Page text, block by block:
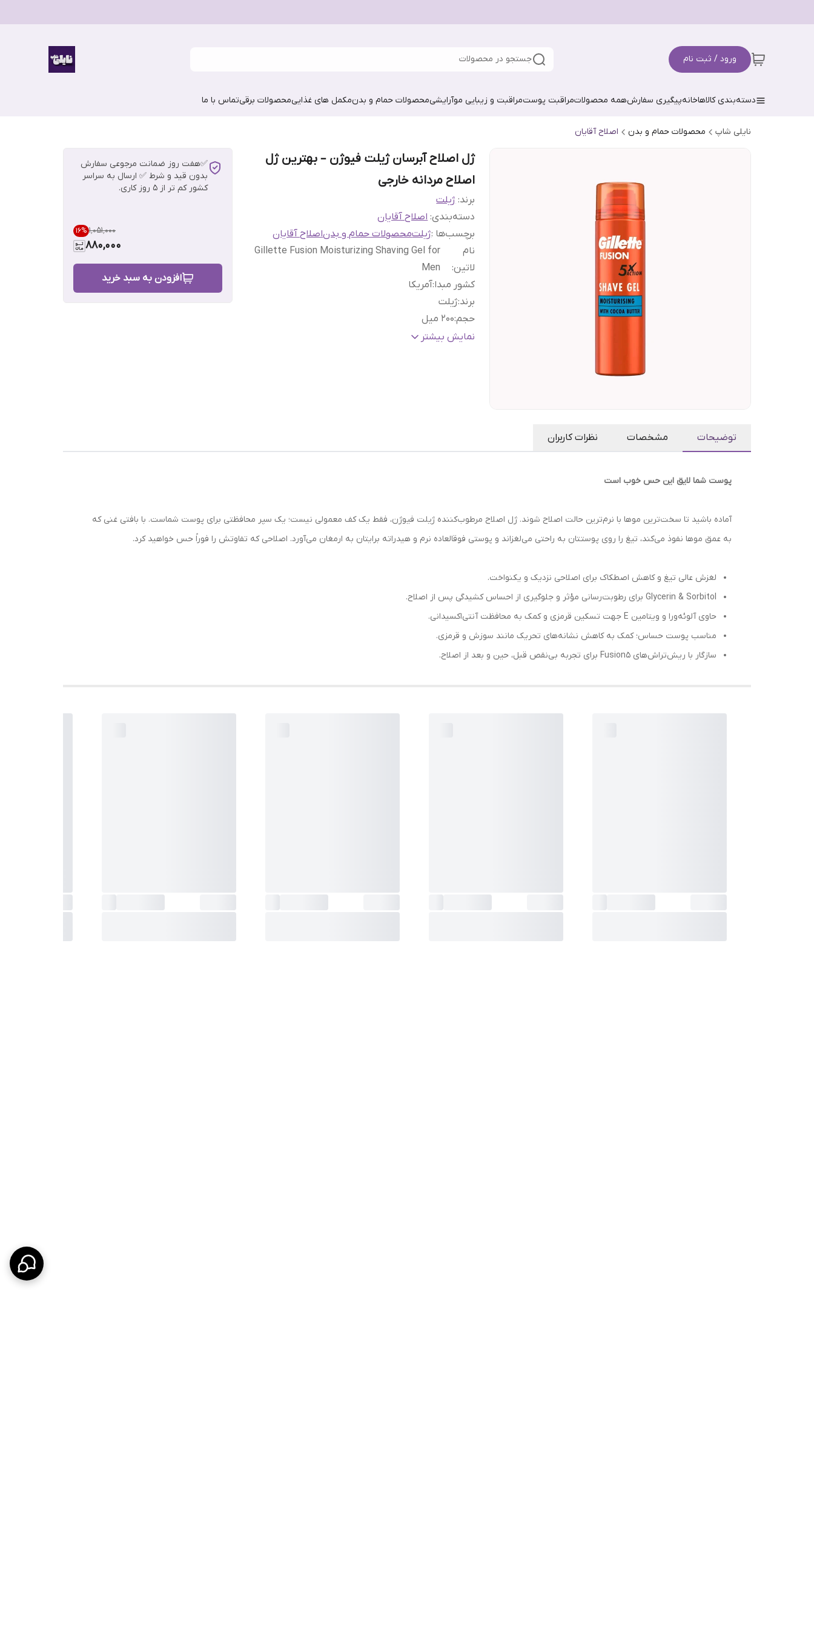
ورود / ثبت نام جستجو در محصولات
دسته‌بندی کالاهاخانهپیگیری سفارشهمه محصولاتمراقبت پوستمراقبت و زیبایی موآرایشیمحصولات حمام و بدنمکمل های غذاییمحصولات برقیتماس با ما
نایلی شاپ محصولات حمام و بدن اصلاح آقایان
ژل اصلاح آبرسان ژیلت فیوژن – بهترین ژل
اصلاح مردانه خارجی
برند: ژیلت
دسته‌بندی:اصلاح آقایان
برچسب‌ها :ژیلتمحصولات حمام و بدناصلاح آقایان
نام
لاتین:
Gillette Fusion Moisturizing Shaving Gel for
Men
کشور مبدا:آمریکا
برند:ژیلت
حجم:۲۰۰ میل
گارانتی و ضمانت
نمایش بیشتر
✅هفت روز ضمانت مرجوعی سفارش
بدون قید و شرط ✅ ارسال به سراسر
کشور کم تر از 5 روز کاری.
۱٬۰۵۱٬۰۰۰ 16%
880,000
افزودن به سبد خرید
توضیحات مشخصات نظرات کاربران
پوست شما لایق این حس خوب است
آماده باشید تا سخت‌ترین موها با نرم‌ترین حالت اصلاح شوند. ژل اصلاح مرطوب‌کننده ژیلت فیوژن، فقط یک کف معمولی نیست؛ یک سپر محافظتی برای پوست شماست. با بافتی غنی که
به عمق موها نفوذ می‌کند، تیغ را روی پوستتان به راحتی می‌لغزاند و پوستی فوقالعاده نرم و هیدراته برایتان به ارمغان می‌آورد. اصلاحی که تفاوتش را فوراً حس خواهید کرد.
لغزش عالی تیغ و کاهش اصطکاک برای اصلاحی نزدیک و یکنواخت.
حاوی آلوئه‌ورا و ویتامین E جهت تسکین قرمزی و کمک به محافظت آنتی‌اکسیدانی.
مناسب پوست حساس؛ کمک به کاهش نشانه‌های تحریک مانند سوزش و قرمزی.
سازگار با ریش‌تراش‌های Fusion5 برای تجربه بی‌نقص قبل، حین و بعد از اصلاح.